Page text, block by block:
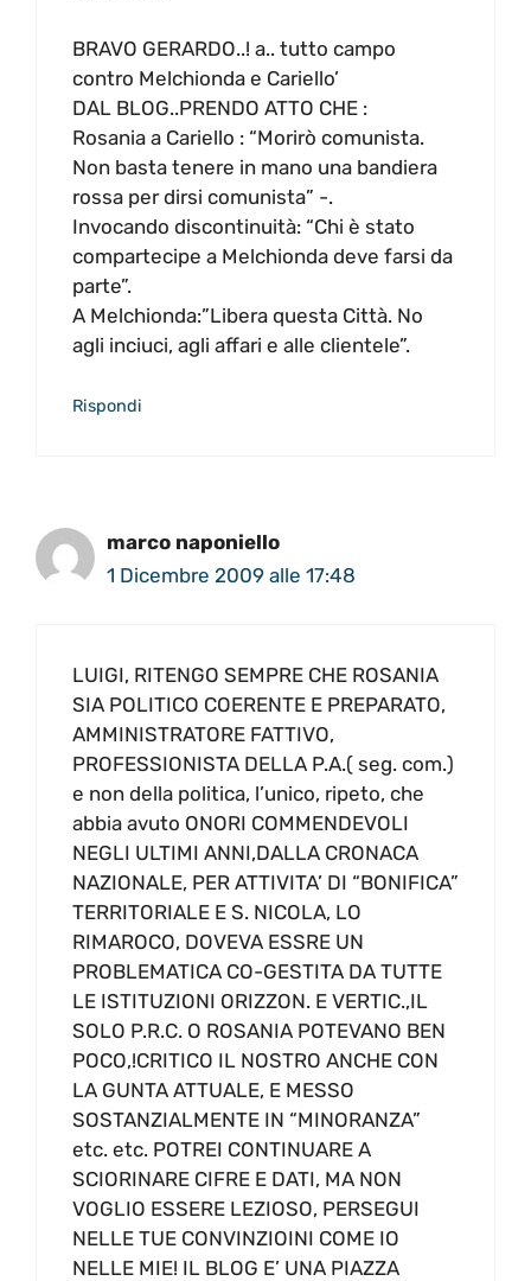
BRAVO GERARDO..! a.. tutto campo
contro Melchionda e Cariello’
DAL BLOG..PRENDO ATTO CHE :
Rosania a Cariello : “Morirò comunista.
Non basta tenere in mano una bandiera
rossa per dirsi comunista” -.
Invocando discontinuità: “Chi è stato
compartecipe a Melchionda deve farsi da
parte”.
A Melchionda:”Libera questa Città. No
agli inciuci, agli affari e alle clientele”.
Rispondi
marco naponiello
1 Dicembre 2009 alle 17:48
LUIGI, RITENGO SEMPRE CHE ROSANIA
SIA POLITICO COERENTE E PREPARATO,
AMMINISTRATORE FATTIVO,
PROFESSIONISTA DELLA P.A.( seg. com.)
e non della politica, l’unico, ripeto, che
abbia avuto ONORI COMMENDEVOLI
NEGLI ULTIMI ANNI,DALLA CRONACA
NAZIONALE, PER ATTIVITA’ DI “BONIFICA”
TERRITORIALE E S. NICOLA, LO
RIMAROCO, DOVEVA ESSRE UN
PROBLEMATICA CO-GESTITA DA TUTTE
LE ISTITUZIONI ORIZZON. E VERTIC.,IL
SOLO P.R.C. O ROSANIA POTEVANO BEN
POCO,!CRITICO IL NOSTRO ANCHE CON
LA GUNTA ATTUALE, E MESSO
SOSTANZIALMENTE IN “MINORANZA”
etc. etc. POTREI CONTINUARE A
SCIORINARE CIFRE E DATI, MA NON
VOGLIO ESSERE LEZIOSO, PERSEGUI
NELLE TUE CONVINZIOINI COME IO
NELLE MIE! IL BLOG E’ UNA PIAZZA